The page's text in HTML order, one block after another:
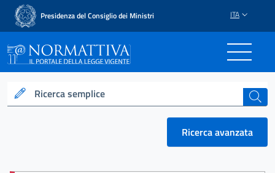
Presidenza del Consiglio dei Ministri ITA
Normattiva - Il portale
Ricerca semplice cerca
Ricerca avanzata